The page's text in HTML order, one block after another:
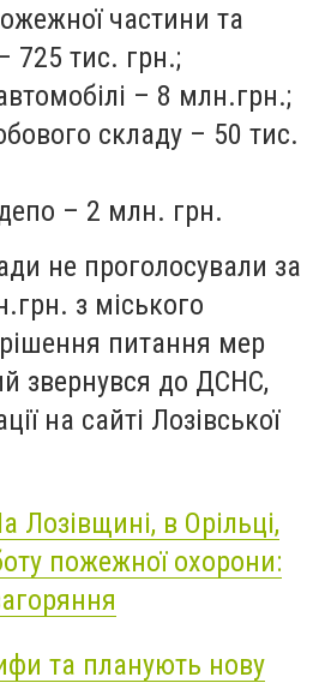
частини та
725 тис. грн.;
– 8 млн.грн.;
складу – 50 тис.
– 2 млн. грн.
не проголосували за
з міського
питання мер
звернувся до ДСНС,
на сайті Лозівської
Лозівщині, в Орільці,
пожежної охорони:
та планують нову